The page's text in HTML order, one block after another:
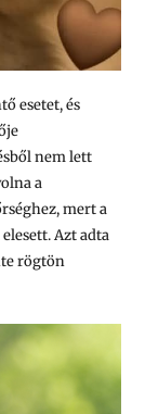
esetet, és
nem lett
a
mert a
Azt adta
rögtön